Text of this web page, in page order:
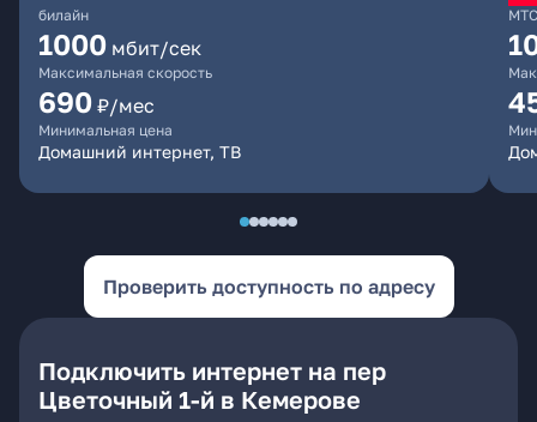
билайн
1000 мбит/сек
Максимальная скорость
690 ₽/мес
Минимальная цена
Домашний интернет, ТВ
МТС
Проверить доступность по адресу
Подключить интернет на пер
Цветочный 1-й в Кемерове